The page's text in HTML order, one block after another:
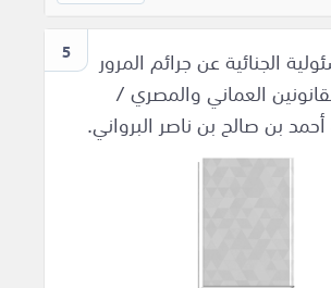
5
الجنائية عن جرائم المرور
العماني والمصري /
بن صالح بن ناصر البرواني.